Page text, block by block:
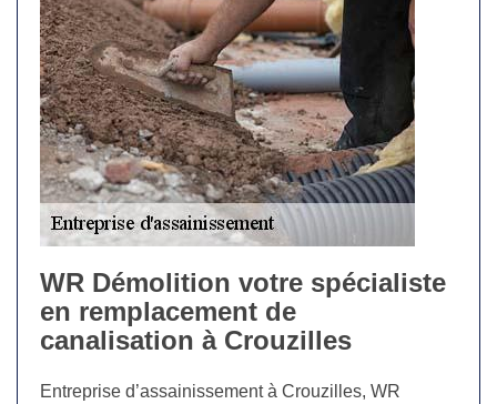
WR Démolition votre spécialiste
en remplacement de
canalisation à Crouzilles
Entreprise d’assainissement à Crouzilles, WR